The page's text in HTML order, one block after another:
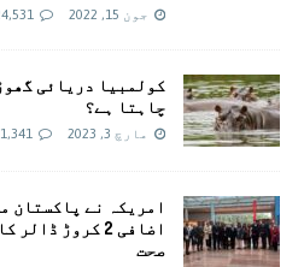
جون 15, 2022
کولمبیا دریائی
چاہتا ہے؟
مارچ 3, 2023
امريکہ نے پاکستان
اضافی 2 کروڑ
صحت